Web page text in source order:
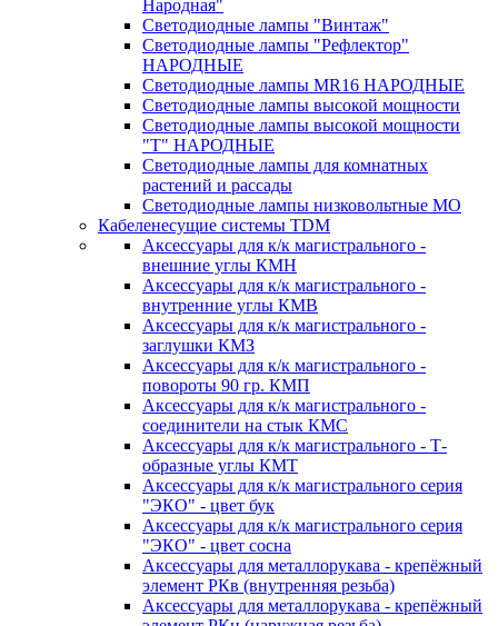
Народная"
Светодиодные лампы "Винтаж"
Светодиодные лампы "Рефлектор"
НАРОДНЫЕ
Светодиодные лампы MR16 НАРОДНЫЕ
Светодиодные лампы высокой мощности
Светодиодные лампы высокой мощности
"Т" НАРОДНЫЕ
Светодиодные лампы для комнатных
растений и рассады
Светодиодные лампы низковольтные МО
Кабеленесущие системы TDM
Аксессуары для к/к магистрального -
внешние углы КМН
Аксессуары для к/к магистрального -
внутренние углы КМВ
Аксессуары для к/к магистрального -
заглушки КМЗ
Аксессуары для к/к магистрального -
повороты 90 гр. КМП
Аксессуары для к/к магистрального -
соединители на стык КМС
Аксессуары для к/к магистрального - Т-
образные углы КМТ
Аксессуары для к/к магистрального серия
"ЭКО" - цвет бук
Аксессуары для к/к магистрального серия
"ЭКО" - цвет сосна
Аксессуары для металлорукава - крепёжный
элемент РКв (внутренняя резьба)
Аксессуары для металлорукава - крепёжный